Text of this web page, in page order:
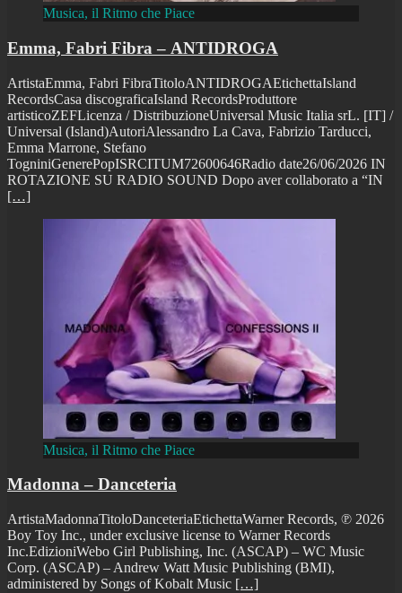
Musica, il Ritmo che Piace
Emma, Fabri Fibra – ANTIDROGA
ArtistaEmma, Fabri FibraTitoloANTIDROGAEtichettaIsland
RecordsCasa discograficaIsland RecordsProduttore
artisticoZEFLicenza / DistribuzioneUniversal Music Italia srL. [IT] /
Universal (Island)AutoriAlessandro La Cava, Fabrizio Tarducci,
Emma Marrone, Stefano
TogniniGenerePopISRCITUM72600646Radio date26/06/2026 IN
ROTAZIONE SU RADIO SOUND Dopo aver collaborato a “IN
[…]
Musica, il Ritmo che Piace
Madonna – Danceteria
ArtistaMadonnaTitoloDanceteriaEtichettaWarner Records, ℗ 2026
Boy Toy Inc., under exclusive license to Warner Records
Inc.EdizioniWebo Girl Publishing, Inc. (ASCAP) – WC Music
Corp. (ASCAP) – Andrew Watt Music Publishing (BMI),
administered by Songs of Kobalt Music […]